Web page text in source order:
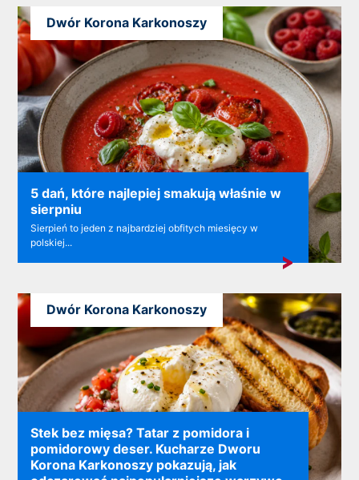
5 dań, które najlepiej smakują właśnie w
sierpniu
Sierpień to jeden z najbardziej obfitych miesięcy w
polskiej...
Dwór Korona Karkonoszy
Stek bez mięsa? Tatar z pomidora i
pomidorowy deser. Kucharze Dworu
Korona Karkonoszy pokazują, jak
Dwór Korona Karkonoszy